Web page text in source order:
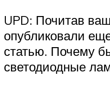
UPD: Почитав
опубликовали
статью. Почему
светодиодные